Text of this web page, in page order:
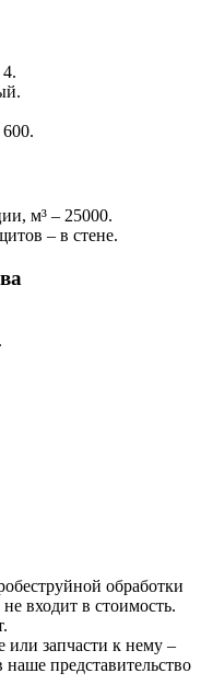
м³ – 25000.
– в стене.
обработки
входит в стоимость.
или запчасти к нему –
наше представительство